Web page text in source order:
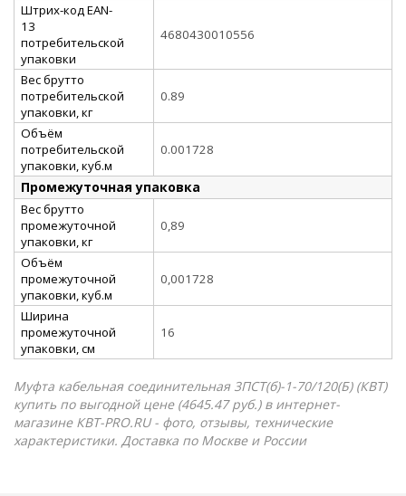
Штрих-код EAN-
13
потребительской
упаковки
4680430010556
Вес брутто
потребительской
упаковки, кг
0.89
Объём
потребительской
упаковки, куб.м
0.001728
Промежуточная упаковка
Вес брутто
промежуточной
упаковки, кг
0,89
Объём
промежуточной
упаковки, куб.м
0,001728
Ширина
промежуточной
упаковки, см
16
Муфта кабельная соединительная 3ПСТ(б)-1-70/120(Б) (КВТ)
купить по выгодной цене (4645.47 руб.) в интернет-
магазине КВТ-PRO.RU - фото, отзывы, технические
характеристики. Доставка по Москве и России